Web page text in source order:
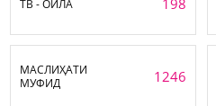
ТВ - ОИЛА
МАСЛИҲАТИ
МУФИД
1246